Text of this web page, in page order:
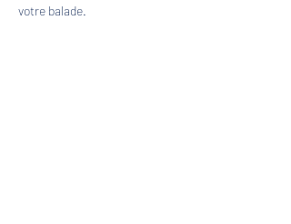
votre balade.